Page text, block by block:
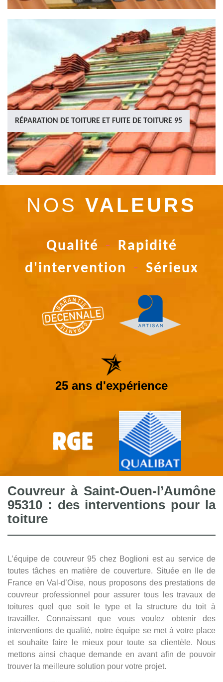
RÉPARATION DE TOITURE ET FUITE DE TOITURE 95
NOS VALEURS
Qualité - Rapidité
d'intervention - Sérieux
25 ans d'expérience
Couvreur à Saint-Ouen-l’Aumône
95310 : des interventions pour la
toiture
L’équipe de couvreur 95 chez Boglioni est au service de
toutes tâches en matière de couverture. Située en Ile de
France en Val-d’Oise, nous proposons des prestations de
couvreur professionnel pour assurer tous les travaux de
toitures quel que soit le type et la structure du toit à
travailler. Connaissant que vous voulez obtenir des
interventions de qualité, notre équipe se met à votre place
et souhaite faire le mieux pour toute sa clientèle. Nous
mettons ainsi chaque demande en avant afin de pouvoir
trouver la meilleure solution pour votre projet.